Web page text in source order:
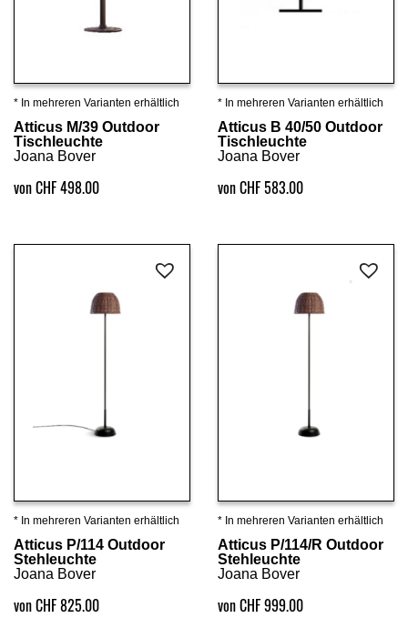
Details ansehen
* In mehreren Varianten erhältlich
Atticus M/39 Outdoor
Tischleuchte
Joana Bover
von CHF 498.00
Details ansehen
* In mehreren Varianten erhältlich
Atticus B 40/50 Outdoor
Tischleuchte
Joana Bover
von CHF 583.00
Details ansehen
* In mehreren Varianten erhältlich
Atticus P/114 Outdoor
Stehleuchte
Joana Bover
von CHF 825.00
Details ansehen
* In mehreren Varianten erhältlich
Atticus P/114/R Outdoor
Stehleuchte
Joana Bover
von CHF 999.00